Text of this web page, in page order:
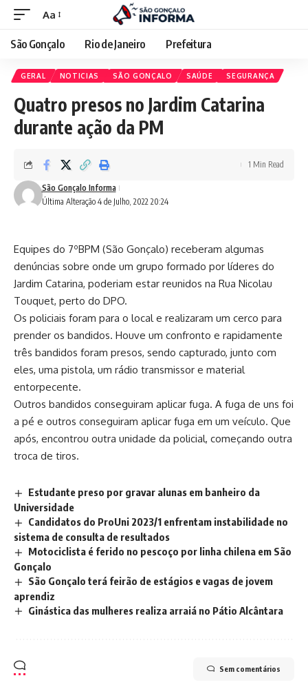
Aa
São Gonçalo Rio de Janeiro Prefeitura
GERAL NOTICIAS SÃO GONÇALO SAÚDE SEGURANÇA
Quatro presos no Jardim Catarina
durante ação da PM
Última Alteração 4 de Julho, 2022 20:24
São Gonçalo Informa
1 Min Read
Equipes do 7ºBPM (São Gonçalo) receberam algumas
denúncias sobre onde um grupo formado por líderes do
Jardim Catarina, poderiam estar reunidos na Rua Nicolau
Touquet, perto do DPO.
Os policiais foram para o local e realizaram um cerco para
prender os bandidos. Houve um confronto e rapidamente
três bandidos foram presos, sendo capturado, junto com
eles, uma pistola, um rádio transmissor e material
entorpecente.
Outros bandidos conseguiram aplicar fuga. A fuga de uns foi
a pé e outros conseguiram aplicar fuga em um veículo. Que
após, encontrou outra unidade da policial, começando outra
troca de tiros.
Estudante preso por gravar alunas em banheiro da
Universidade
Candidatos do ProUni 2023/1 enfrentam instabilidade no
sistema de consulta de resultados
Motociclista é ferido no pescoço por linha chilena em São
Gonçalo
São Gonçalo terá feirão de estágios e vagas de jovem
aprendiz
Ginástica das mulheres realiza arraiá no Pátio Alcântara
Sem comentários